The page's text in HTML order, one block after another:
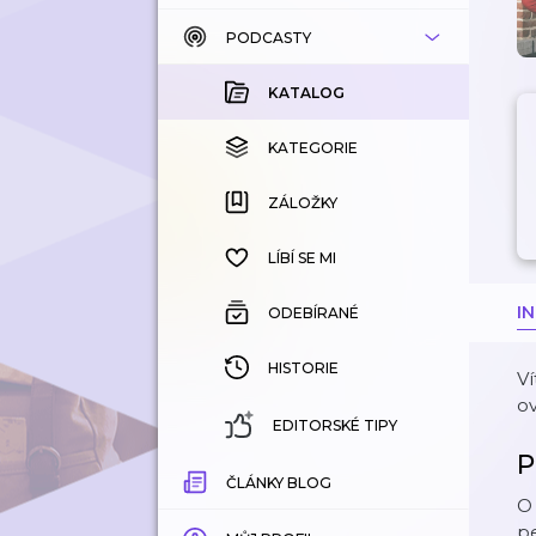
KATALOG
KOUPENÉ
KATEGORIE
ZÁLOŽKY
HISTORIE
PODCASTY
KATALOG
KATEGORIE
ZÁLOŽKY
LÍBÍ SE MI
ODEBÍRANÉ
HISTORIE
EDITORSKÉ TIPY
ČLÁNKY BLOG